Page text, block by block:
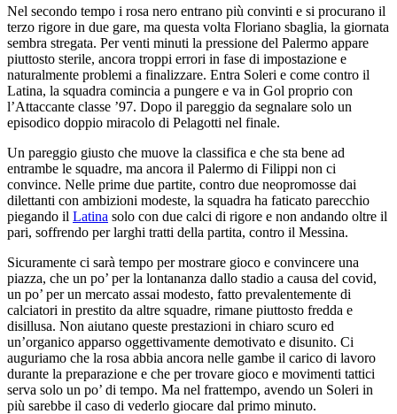
Nel secondo tempo i rosa nero entrano più convinti e si procurano il
terzo rigore in due gare, ma questa volta Floriano sbaglia, la giornata
sembra stregata. Per venti minuti la pressione del Palermo appare
piuttosto sterile, ancora troppi errori in fase di impostazione e
naturalmente problemi a finalizzare. Entra Soleri e come contro il
Latina, la squadra comincia a pungere e va in Gol proprio con
l’Attaccante classe ’97. Dopo il pareggio da segnalare solo un
episodico doppio miracolo di Pelagotti nel finale.
Un pareggio giusto che muove la classifica e che sta bene ad
entrambe le squadre, ma ancora il Palermo di Filippi non ci
convince. Nelle prime due partite, contro due neopromosse dai
dilettanti con ambizioni modeste, la squadra ha faticato parecchio
piegando il Latina solo con due calci di rigore e non andando oltre il
pari, soffrendo per larghi tratti della partita, contro il Messina.
Sicuramente ci sarà tempo per mostrare gioco e convincere una
piazza, che un po’ per la lontananza dallo stadio a causa del covid,
un po’ per un mercato assai modesto, fatto prevalentemente di
calciatori in prestito da altre squadre, rimane piuttosto fredda e
disillusa. Non aiutano queste prestazioni in chiaro scuro ed
un’organico apparso oggettivamente demotivato e disunito. Ci
auguriamo che la rosa abbia ancora nelle gambe il carico di lavoro
durante la preparazione e che per trovare gioco e movimenti tattici
serva solo un po’ di tempo. Ma nel frattempo, avendo un Soleri in
più sarebbe il caso di vederlo giocare dal primo minuto.